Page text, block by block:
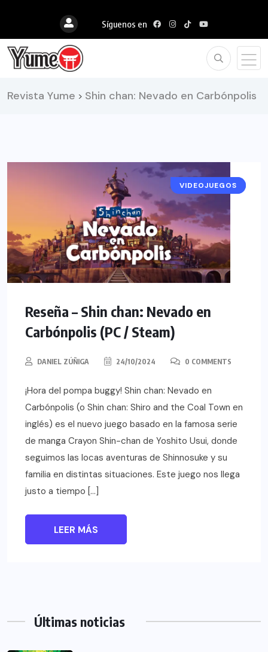
Síguenos en
Revista Yume > Shin chan: Nevado en Carbónpolis
RESEÑAS
VIDEOJUEGOS
Reseña – Shin chan: Nevado en
Carbónpolis (PC / Steam)
DANIEL ZÚÑIGA 24/10/2024 0 COMMENTS
¡Hora del pompa buggy! Shin chan: Nevado en
Carbónpolis (o Shin chan: Shiro and the Coal Town en
inglés) es el nuevo juego basado en la famosa serie
de manga Crayon Shin-chan de Yoshito Usui, donde
seguimos las locas aventuras de Shinnosuke y su
familia en distintas situaciones. Este juego nos llega
justo a tiempo […]
LEER MÁS
Últimas noticias